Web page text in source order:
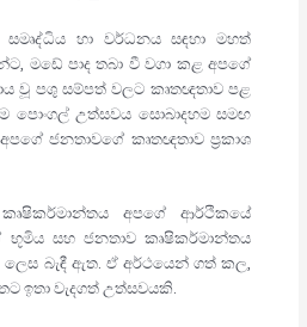
හා වර්ධනය සඳහා මහත්
මඩේ පාද තබා වී වගා කළ අපගේ
වූ පශු සම්පත් වලට කෘතඥතාව පළ
පොංගල් උත්සවය සොබාදහම සමඟ
ජනතාවගේ කෘතඥතාව ප්‍රකාශ
අපගේ ආර්ථිකයේ
භූමිය සහ ජනතාව කෘෂිකර්මාන්තය
බැඳී ඇත. ඒ අර්ථයෙන් ගත් කල,
ඉතා වැදගත් උත්සවයකි.